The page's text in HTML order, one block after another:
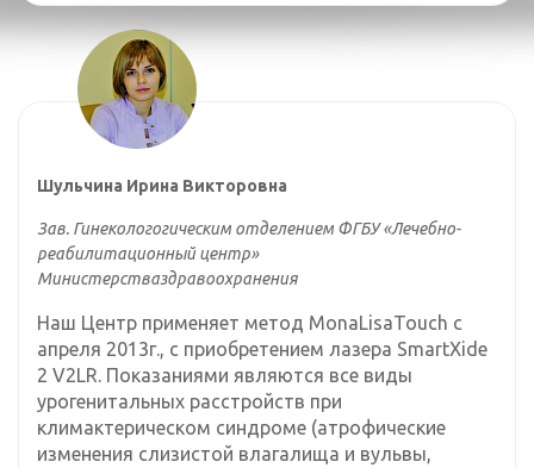
Шульчина Ирина Викторовна
Зав. Гинекологогическим отделением ФГБУ «Лечебно-
реабилитационный центр»
Министерстваздравоохранения
Наш Центр применяет метод MonaLisaTouch с
апреля 2013г., с приобретением лазера SmartXide
2 V2LR. Показаниями являются все виды
урогенитальных расстройств при
климактерическом синдроме (атрофические
изменения слизистой влагалища и вульвы,